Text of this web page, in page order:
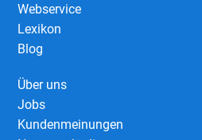
Webservice
Lexikon
Blog
Über uns
Jobs
Kundenmeinungen